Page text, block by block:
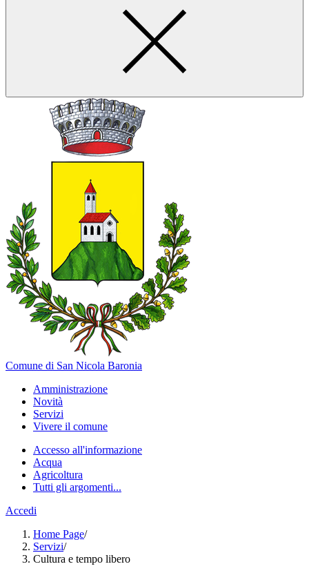
Comune di San Nicola Baronia
Amministrazione
Novità
Servizi
Vivere il comune
Accesso all'informazione
Acqua
Agricoltura
Tutti gli argomenti...
Accedi
Home Page/
Servizi/
Cultura e tempo libero